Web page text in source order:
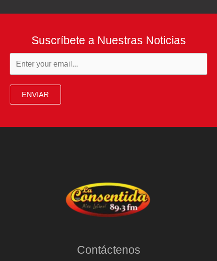
Suscríbete a Nuestras Noticias
ENVIAR
Contáctenos